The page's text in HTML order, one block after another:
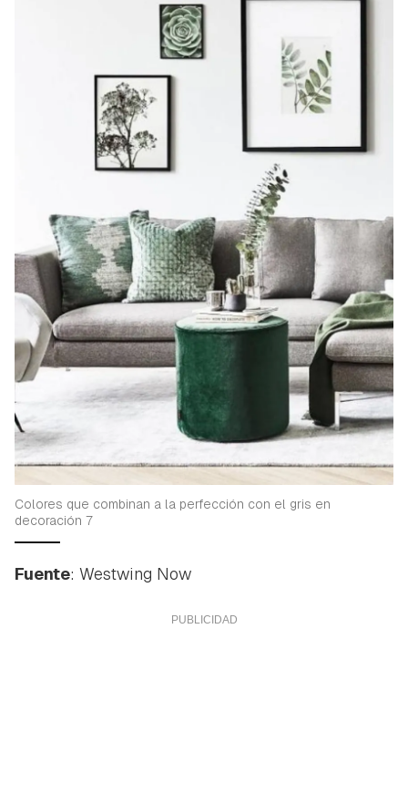
Colores que combinan a la perfección con el gris en
decoración 7
Fuente: Westwing Now